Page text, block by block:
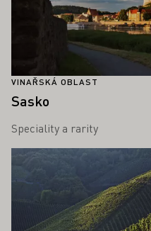
VINAŘSKÁ OBLAST
Sasko
Speciality a rarity
Zjistěte více